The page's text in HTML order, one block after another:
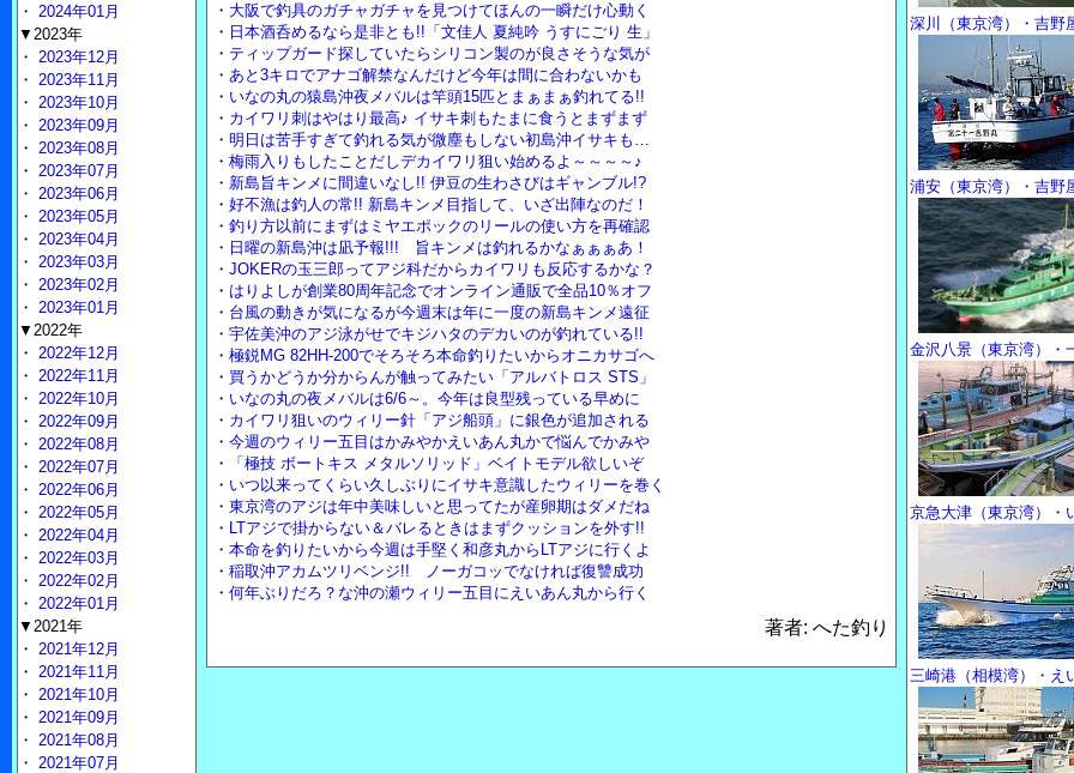
・ 大阪で釣具のガチャガチャを見つけてほんの一瞬だけ心動く
・ 日本酒呑めるなら是非とも!!「文佳人 夏純吟 うすにごり 生」
・ ティップガード探していたらシリコン製のが良さそうな気が
・ あと3キロでアナゴ解禁なんだけど今年は間に合わないかも
・ いなの丸の猿島沖夜メバルは竿頭15匹とまぁまぁ釣れてる!!
・ カイワリ刺はやはり最高♪ イサキ刺もたまに食うとまずまず
・ 明日は苦手すぎて釣れる気が微塵もしない初島沖イサキも…
・ 梅雨入りもしたことだしデカイワリ狙い始めるよ～～～～♪
・ 新島旨キンメに間違いなし!! 伊豆の生わさびはギャンブル!?
・ 好不漁は釣人の常!! 新島キンメ目指して、いざ出陣なのだ！
・ 釣り方以前にまずはミヤエポックのリールの使い方を再確認
・ 日曜の新島沖は凪予報!!! 旨キンメは釣れるかなぁぁぁあ！
・ JOKERの玉三郎ってアジ科だからカイワリも反応するかな？
・ はりよしが創業80周年記念でオンライン通販で全品10％オフ
・ 台風の動きが気になるが今週末は年に一度の新島キンメ遠征
・ 宇佐美沖のアジ泳がせでキジハタのデカいのが釣れている!!
・ 極鋭MG 82HH-200でそろそろ本命釣りたいからオニカサゴへ
・ 買うかどうか分からんが触ってみたい「アルバトロス STS」
・ いなの丸の夜メバルは6/6～。今年は良型残っている早めに
・ カイワリ狙いのウィリー針「アジ船頭」に銀色が追加される
・ 今週のウィリー五目はかみやかえいあん丸かで悩んでかみや
・
「極技 ボートキス メタルソリッド」ベイトモデル欲しいぞ
・ いつ以来ってくらい久しぶりにイサキ意識したウィリーを巻く
・ 東京湾のアジは年中美味しいと思ってたが産卵期はダメだね
・ LTアジで掛からない＆バレるときはまずクッションを外す!!
・ 本命を釣りたいから今週は手堅く和彦丸からLTアジに行くよ
・ 稲取沖アカムツリベンジ!! ノーガコッでなければ復讐成功
・ 何年ぶりだろ？な沖の瀬ウィリー五目にえいあん丸から行く
著者: へた釣り
・ 2024年01月
▼2023年
・ 2023年12月
・ 2023年11月
・ 2023年10月
・ 2023年09月
・ 2023年08月
・ 2023年07月
・ 2023年06月
・ 2023年05月
・ 2023年04月
・ 2023年03月
・ 2023年02月
・ 2023年01月
▼2022年
・ 2022年12月
・ 2022年11月
・ 2022年10月
・ 2022年09月
・ 2022年08月
・ 2022年07月
・ 2022年06月
・ 2022年05月
・ 2022年04月
・ 2022年03月
・ 2022年02月
・ 2022年01月
▼2021年
・ 2021年12月
・ 2021年11月
・ 2021年10月
・ 2021年09月
・ 2021年08月
・ 2021年07月
深川（東京湾）・吉野
浦安（東京湾）・吉野
金沢八景（東京湾）・
京急大津（東京湾）・
三崎港（相模湾）・え